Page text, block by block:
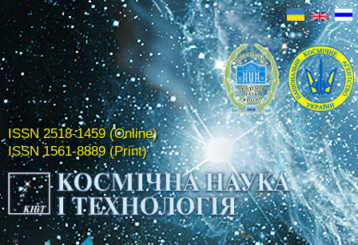
ISSN 2518-1459 (Online)
ISSN 1561-8889 (Print)